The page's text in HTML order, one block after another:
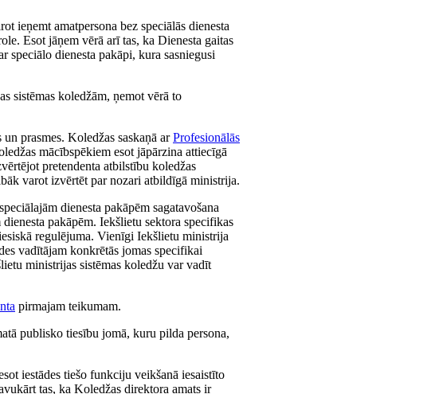
ieņemt amatpersona bez speciālās dienesta
Esot jāņem vērā arī tas, ka Dienesta gaitas
speciālo dienesta pakāpi, kura sasniegusi
sistēmas koledžām, ņemot vērā to
prasmes. Koledžas saskaņā arProfesionālās
mācībspēkiem esot jāpārzina attiecīgā
pretendenta atbilstību koledžas
varot izvērtēt par nozari atbildīgā ministrija.
dienesta pakāpēm sagatavošana
pakāpēm. Iekšlietu sektora specifikas
regulējuma. Vienīgi Iekšlietu ministrija
vadītājam konkrētās jomas specifikai
ministrijas sistēmas koledžu var vadīt
pirmajam teikumam.
publisko tiesību jomā, kuru pilda persona,
iestādes tiešo funkciju veikšanā iesaistīto
tas, ka Koledžas direktora amats ir